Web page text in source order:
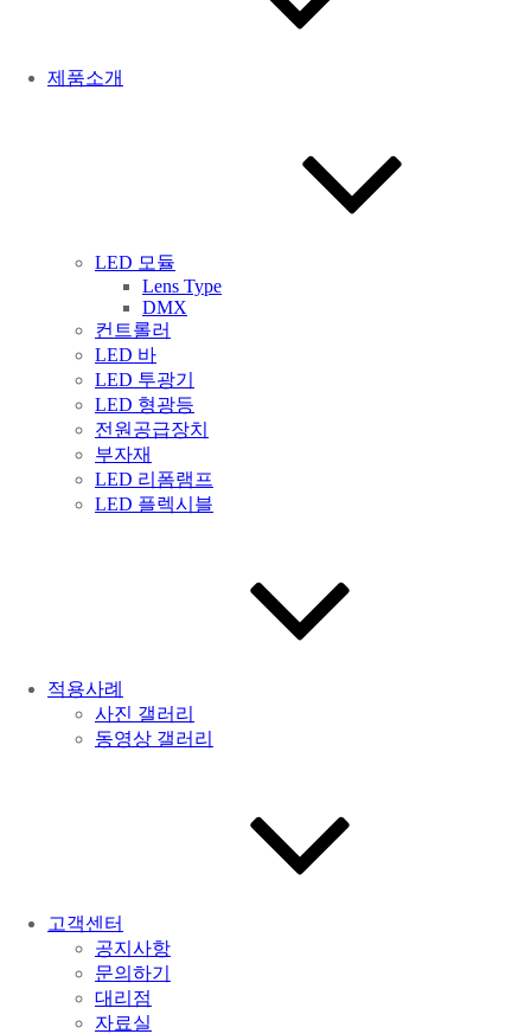
제품소개
LED 모듈
Lens Type
DMX
컨트롤러
LED 바
LED 투광기
LED 형광등
전원공급장치
부자재
LED 리폼램프
LED 플렉시블
적용사례
사진 갤러리
동영상 갤러리
고객센터
공지사항
문의하기
대리점
자료실